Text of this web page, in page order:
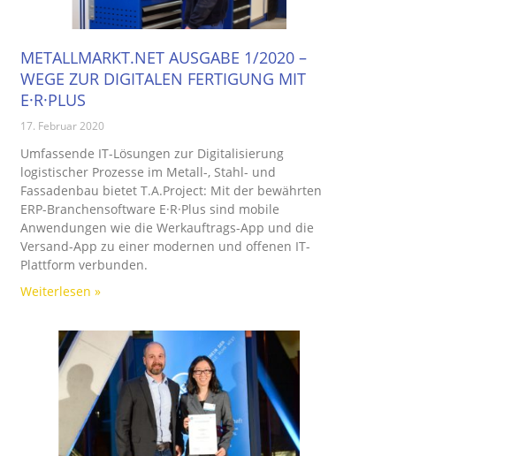
METALLMARKT.NET AUSGABE 1/2020 –
WEGE ZUR DIGITALEN FERTIGUNG MIT
E·R·PLUS
17. Februar 2020
Umfassende IT-Lösungen zur Digitalisierung
logistischer Prozesse im Metall-, Stahl- und
Fassadenbau bietet T.A.Project: Mit der bewährten
ERP-Branchensoftware E·R·Plus sind mobile
Anwendungen wie die Werkauftrags-App und die
Versand-App zu einer modernen und offenen IT-
Plattform verbunden.
Weiterlesen »